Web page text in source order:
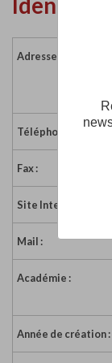
Adresse :
Téléphone :
Fax :
Site Internet :
Mail :
Académie :
Année de création :